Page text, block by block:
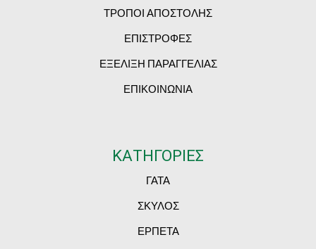
ΤΡΟΠΟΙ ΑΠΟΣΤΟΛΗΣ
ΕΠΙΣΤΡΟΦΕΣ
ΕΞΕΛΙΞΗ ΠΑΡΑΓΓΕΛΙΑΣ
ΕΠΙΚΟΙΝΩΝΙΑ
ΚΑΤΗΓΟΡΙΕΣ
ΓΑΤΑ
ΣΚΥΛΟΣ
ΕΡΠΕΤΑ